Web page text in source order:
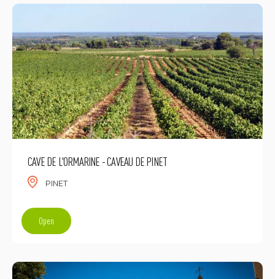
CAVE DE L'ORMARINE - CAVEAU DE PINET
PINET
Open